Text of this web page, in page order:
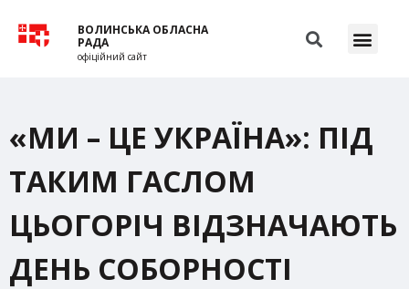
ВОЛИНСЬКА ОБЛАСНА
РАДА
офіційний сайт
«МИ – ЦЕ УКРАЇНА»: ПІД
ТАКИМ ГАСЛОМ
ЦЬОГОРІЧ ВІДЗНАЧАЮТЬ
ДЕНЬ СОБОРНОСТІ